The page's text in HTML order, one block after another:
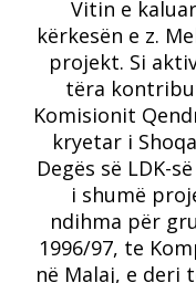
Vitin e
kërkesën e z.
projekt. Si
tëra
Komisionit
kryetar i
Degës së LDK-
i shumë
ndihma për
1996/97, te
në Malaj, e deri